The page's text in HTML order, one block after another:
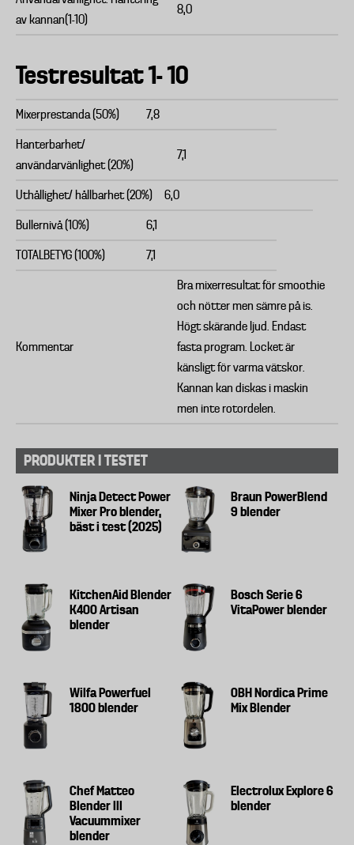
av kannan(1-10)
8,0
Testresultat 1- 10
Mixerprestanda (50%) 7,8
Hanterbarhet/
användarvänlighet (20%)
7,1
Uthållighet/ hållbarhet (20%) 6,0
Bullernivå (10%) 6,1
TOTALBETYG (100%) 7,1
Kommentar
Bra mixerresultat för smoothie
och nötter men sämre på is.
Högt skärande ljud. Endast
fasta program. Locket är
känsligt för varma vätskor.
Kannan kan diskas i maskin
men inte rotordelen.
PRODUKTER I TESTET
Ninja Detect Power
Mixer Pro blender,
bäst i test (2025)
Braun PowerBlend
9 blender
KitchenAid Blender
K400 Artisan
blender
Bosch Serie 6
VitaPower blender
Wilfa Powerfuel
1800 blender
OBH Nordica Prime
Mix Blender
Chef Matteo
Blender III
Vacuummixer
blender
Electrolux Explore 6
blender